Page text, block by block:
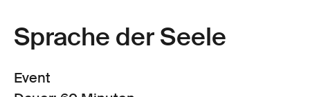
Sprache der Seele
Event